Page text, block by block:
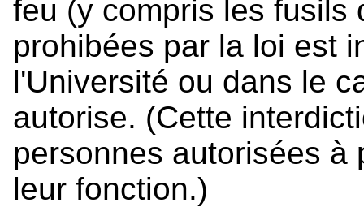
feu (y compris les fusils
prohibées par la loi est
l'Université ou dans le
autorise. (Cette
personnes autorisées à
leur fonction.)